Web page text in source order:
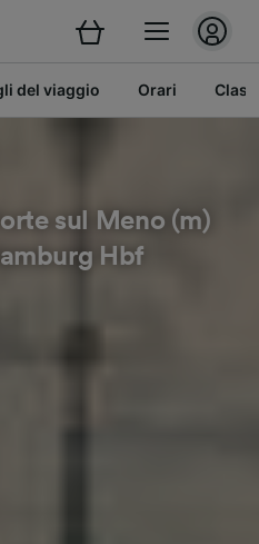
del viaggio Orari
sul Meno (m)
Hbf